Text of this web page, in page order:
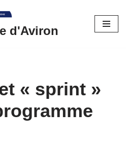
d'Aviron
« sprint »